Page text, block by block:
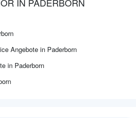
IN PADERBORN
Angebote in Paderborn
in Paderborn